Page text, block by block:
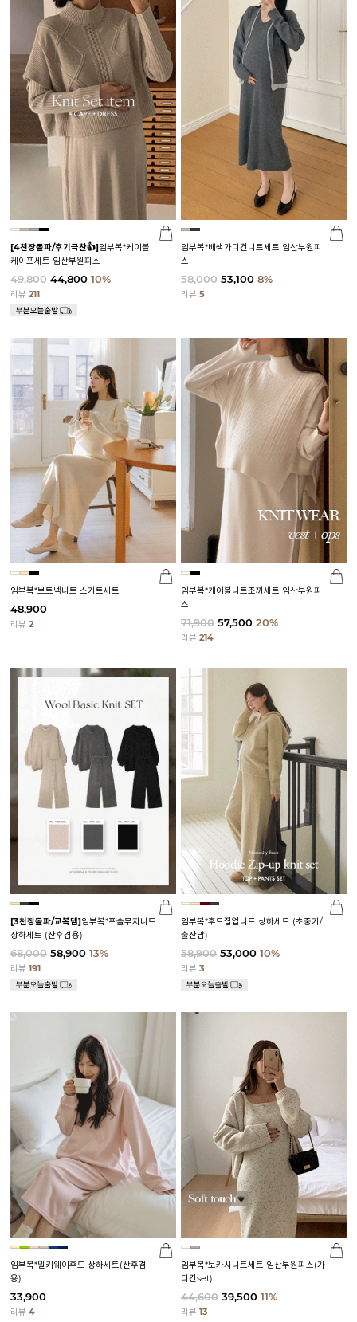
[4천장돌파/후기극찬👍]임부복*케이블
케이프세트 임산부원피스
49,800 44,800 10%
리뷰 211
임부복*배색가디건니트세트 임산부원피
스
58,000 53,100 8%
리뷰 5
임부복*보트넥니트 스커트세트
48,900
리뷰 2
임부복*케이블니트조끼세트 임산부원피
스
71,900 57,500 20%
리뷰 214
[3천장돌파/교복템]임부복*포슬무지니트
상하세트 (산후겸용)
68,000 58,900 13%
리뷰 191
임부복*후드집업니트 상하세트 (초중기/
출산맘)
58,900 53,000 10%
리뷰 3
임부복*밀키웨이후드 상하세트(산후겸
용)
33,900
리뷰 4
임부복*보카시니트세트 임산부원피스(가
디건set)
44,600 39,500 11%
리뷰 13